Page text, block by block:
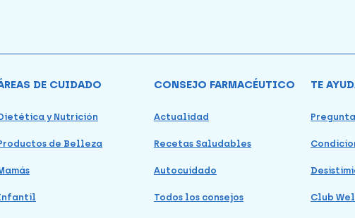
DE CUIDADO
y Nutrición
de Belleza
CONSEJO FARMACÉUTICO
Actualidad
Recetas Saludables
Autocuidado
Todos los consejos
TE
Club